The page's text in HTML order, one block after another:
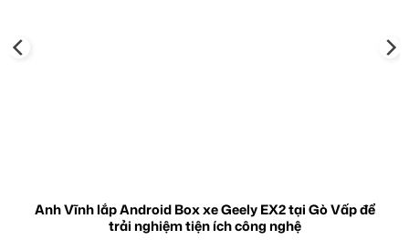
Anh Vĩnh lắp Android Box xe Geely EX2 tại Gò Vấp để
trải nghiệm tiện ích công nghệ